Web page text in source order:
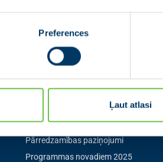
Preferences
Ļaut atlasi
Izvēlne
Jaunās Vienotības statūti
Pārredzamības paziņojumi
Programmas novadiem 2025